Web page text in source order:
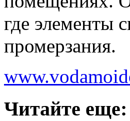
где элементы
промерзания.
Читайте еще: